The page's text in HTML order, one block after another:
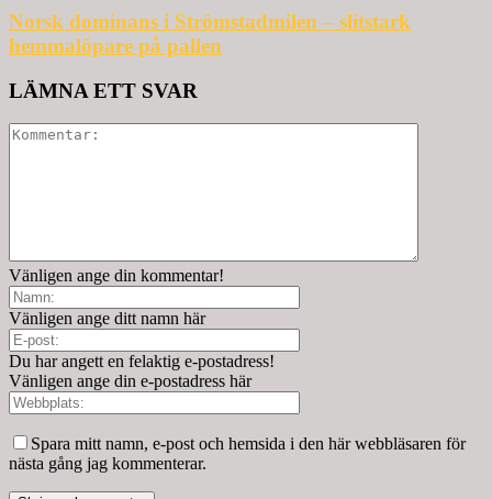
Norsk dominans i Strömstadmilen – slitstark
hemmalöpare på pallen
LÄMNA ETT SVAR
Vänligen ange din kommentar!
Vänligen ange ditt namn här
Du har angett en felaktig e-postadress!
Vänligen ange din e-postadress här
Spara mitt namn, e-post och hemsida i den här webbläsaren för
nästa gång jag kommenterar.